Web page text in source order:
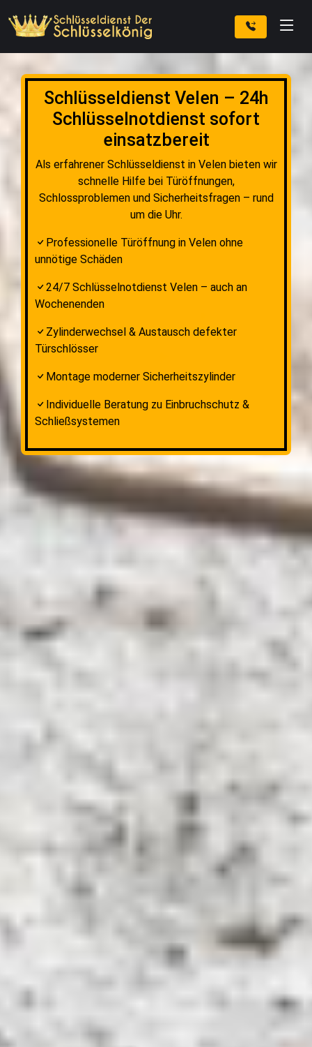
Schlüsseldienst Velen – 24h
Schlüsselnotdienst sofort
einsatzbereit
Als erfahrener Schlüsseldienst in Velen bieten wir
schnelle Hilfe bei Türöffnungen,
Schlossproblemen und Sicherheitsfragen – rund
um die Uhr.
Professionelle Türöffnung in Velen ohne
unnötige Schäden
24/7 Schlüsselnotdienst Velen – auch an
Wochenenden
Zylinderwechsel & Austausch defekter
Türschlösser
Montage moderner Sicherheitszylinder
Individuelle Beratung zu Einbruchschutz &
Schließsystemen